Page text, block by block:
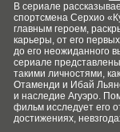
В сериале
спортсмена Серхио
главным героем,
карьеры, от его
до его неожиданного
сериале
такими личностями,
Отаменди и Ибай
и наследие Агуэро.
фильм исследует его
достижениях,